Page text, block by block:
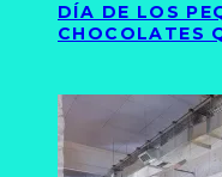
DÍA DE LOS
CHOCOLATES